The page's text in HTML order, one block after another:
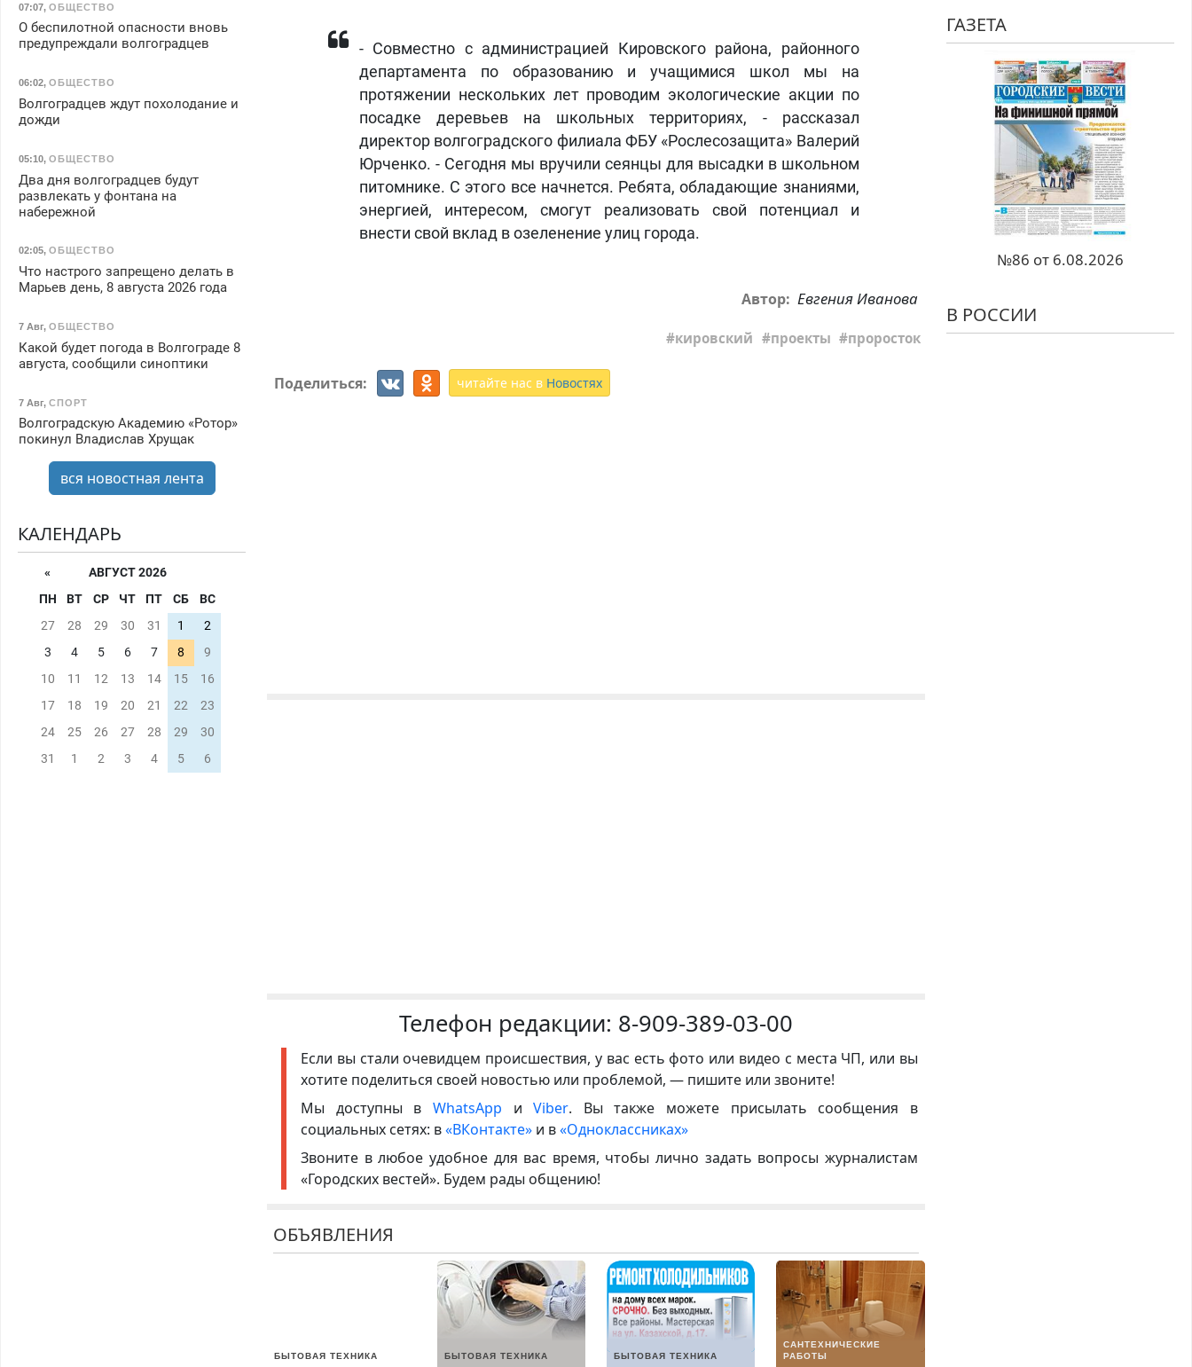
- Совместно с администрацией Кировского района, районного
департамента по образованию и учащимися школ мы на
протяжении нескольких лет проводим экологические акции по
посадке деревьев на школьных территориях, - рассказал
директор волгоградского филиала ФБУ «Рослесозащита» Валерий
Юрченко. - Сегодня мы вручили сеянцы для высадки в школьном
питомнике. С этого все начнется. Ребята, обладающие знаниями,
энергией, интересом, смогут реализовать свой потенциал и
внести свой вклад в озеленение улиц города.
Автор: Евгения Иванова
кировский проекты проросток
Поделиться: читайте нас в Новостях
Телефон редакции: 8-909-389-03-00
Если вы стали очевидцем происшествия, у вас есть фото или видео с места ЧП, или вы
хотите поделиться своей новостью или проблемой, — пишите или звоните!
Мы доступны в WhatsApp иViber. Вы также можете присылать сообщения в
социальных сетях: в«ВКонтакте» и в«Одноклассниках»
Звоните в любое удобное для вас время, чтобы лично задать вопросы журналистам
«Городских вестей». Будем рады общению!
ОБЪЯВЛЕНИЯ
БЫТОВАЯ ТЕХНИКА БЫТОВАЯ ТЕХНИКА БЫТОВАЯ ТЕХНИКА
САНТЕХНИЧЕСКИЕ
РАБОТЫ
07:07, ОБЩЕСТВО
О беспилотной опасности вновь
предупреждали волгоградцев
06:02, ОБЩЕСТВО
Волгоградцев ждут похолодание и
дожди
05:10, ОБЩЕСТВО
Два дня волгоградцев будут
развлекать у фонтана на
набережной
02:05, ОБЩЕСТВО
Что настрого запрещено делать в
Марьев день, 8 августа 2026 года
7 Авг, ОБЩЕСТВО
Какой будет погода в Волгограде 8
августа, сообщили синоптики
7 Авг, СПОРТ
Волгоградскую Академию «Ротор»
покинул Владислав Хрущак
вся новостная лента
КАЛЕНДАРЬ
«
АВГУСТ 2026
ПН
ВТ СР ЧТ ПТ СБ
ВС
27
28 29 30 31 1
2
3
4 5 6 7 8
9
10
11 12 13 14 15
16
17
18 19 20 21 22
23
24
25 26 27 28 29
30
31
1 2 3 4 5 6
ГАЗЕТА
№86 от 6.08.2026
В РОССИИ